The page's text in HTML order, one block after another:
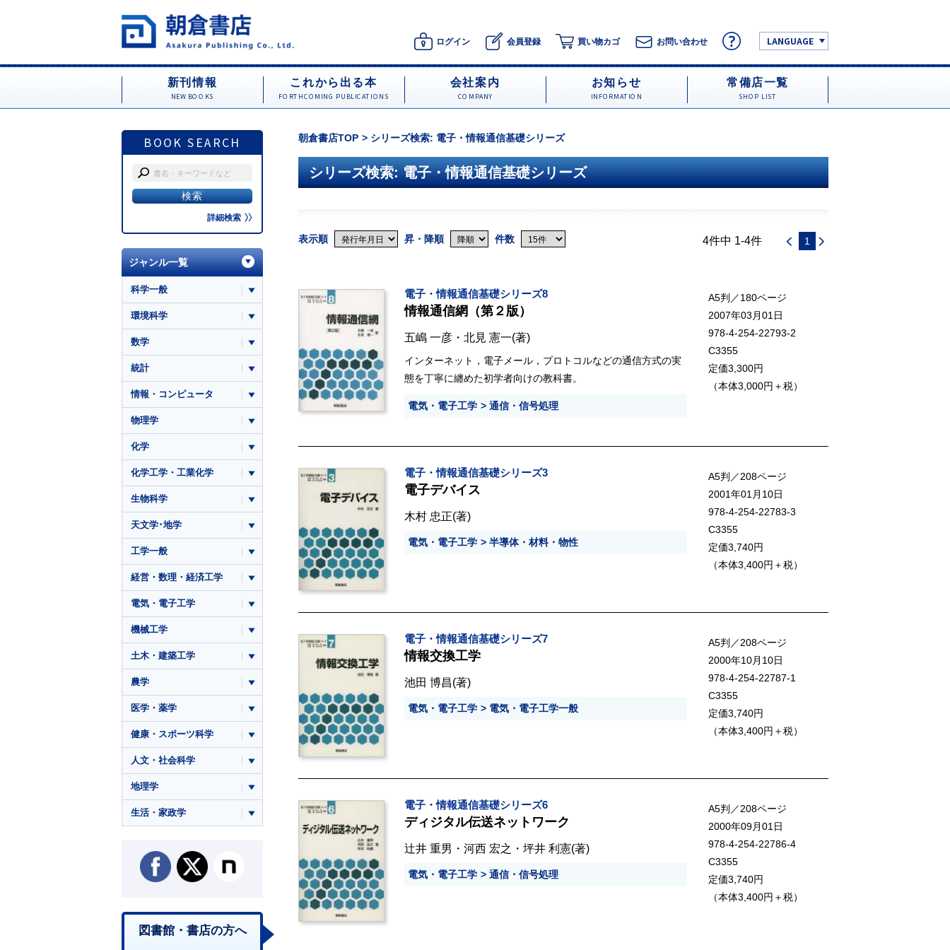
ログイン 会員登録 買い物カゴ お問い合わせ LANGUAGE
新刊情報
NEW BOOKS
これから出る本
FORTHCOMING PUBLICATIONS
会社案内
COMPANY
お知らせ
INFORMATION
常備店一覧
SHOP LIST
BOOK SEARCH
詳細検索
朝倉書店TOP シリーズ検索: 電子・情報通信基礎シリーズ
シリーズ検索: 電子・情報通信基礎シリーズ
表示順 昇・降順 件数 4件中 1-4件 1
電子・情報通信基礎シリーズ8
情報通信網（第２版）
五嶋 一彦 ・ 北見 憲一(著)
インターネット，電子メール，プロトコルなどの通信方式の実
態を丁寧に纏めた初学者向けの教科書。
電気・電子工学 通信・信号処理
A5判／180ページ
2007年03月01日
978-4-254-22793-2
C3355
定価3,300円
（本体3,000円＋税）
電子・情報通信基礎シリーズ3
電子デバイス
木村 忠正(著)
電気・電子工学 半導体・材料・物性
A5判／208ページ
2001年01月10日
978-4-254-22783-3
C3355
定価3,740円
（本体3,400円＋税）
電子・情報通信基礎シリーズ7
情報交換工学
池田 博昌(著)
電気・電子工学 電気・電子工学一般
A5判／208ページ
2000年10月10日
978-4-254-22787-1
C3355
定価3,740円
（本体3,400円＋税）
電子・情報通信基礎シリーズ6
ディジタル伝送ネットワーク
辻井 重男 ・ 河西 宏之 ・ 坪井 利憲(著)
電気・電子工学 通信・信号処理
A5判／208ページ
2000年09月01日
978-4-254-22786-4
C3355
定価3,740円
（本体3,400円＋税）
ジャンル一覧
科学一般
環境科学
数学
統計
情報・コンピュータ
物理学
化学
化学工学・工業化学
生物科学
天文学･地学
工学一般
経営・数理・経済工学
電気・電子工学
機械工学
土木・建築工学
農学
医学・薬学
健康・スポーツ科学
人文・社会科学
地理学
生活・家政学
図書館・書店の方へ